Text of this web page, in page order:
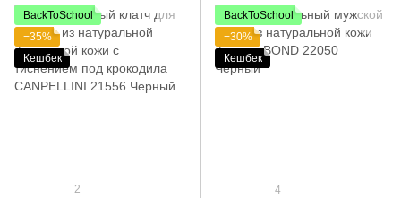
BackToSchool
−35%
Кешбек
2
BackToSchool
−30%
Кешбек
4